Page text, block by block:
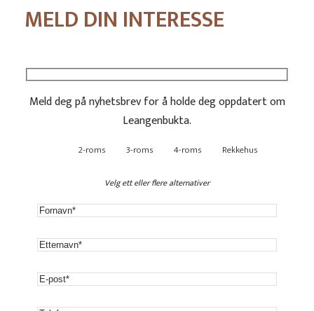
MELD DIN INTERESSE
Meld deg på nyhetsbrev for å holde deg oppdatert om
Leangenbukta.
2-roms 3-roms 4-roms Rekkehus
Velg ett eller flere alternativer